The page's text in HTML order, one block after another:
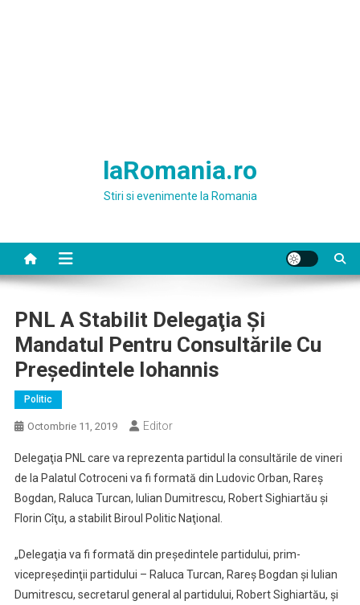
laRomania.ro
Stiri si evenimente la Romania
PNL A Stabilit Delegaţia Şi
Mandatul Pentru Consultările Cu
Preşedintele Iohannis
Politic
Octombrie 11, 2019 Editor
Delegaţia PNL care va reprezenta partidul la consultările de vineri
de la Palatul Cotroceni va fi formată din Ludovic Orban, Rareş
Bogdan, Raluca Turcan, Iulian Dumitrescu, Robert Sighiartău şi
Florin Cîţu, a stabilit Biroul Politic Naţional.
„Delegaţia va fi formată din preşedintele partidului, prim-
vicepreşedinţii partidului – Raluca Turcan, Rareş Bogdan şi Iulian
Dumitrescu, secretarul general al partidului, Robert Sighiartău, şi